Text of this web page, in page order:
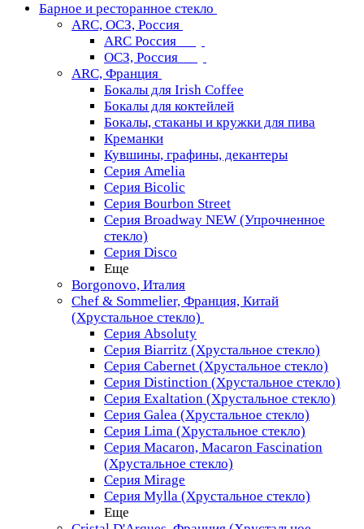
Барное и ресторанное стекло
ARC, ОСЗ, Россия
ARC Россия
ОСЗ, Россия
ARC, Франция
Бокалы для Irish Coffee
Бокалы для коктейлей
Бокалы, стаканы и кружки для пива
Креманки
Кувшины, графины, декантеры
Серия Amelia
Серия Bicolic
Серия Bourbon Street
Серия Broadway NEW (Упрочненное
стекло)
Серия Disco
Еще
Borgonovo, Италия
Chef & Sommelier, Франция, Китай
(Хрустальное стекло)
Серия Absoluty
Серия Biarritz (Хрустальное стекло)
Серия Cabernet (Хрустальное стекло)
Серия Distinction (Хрустальное стекло)
Серия Exaltation (Хрустальное стекло)
Серия Galea (Хрустальное стекло)
Серия Lima (Хрустальное стекло)
Серия Macaron, Macaron Fascination
(Хрустальное стекло)
Серия Mirage
Серия Mylla (Хрустальное стекло)
Еще